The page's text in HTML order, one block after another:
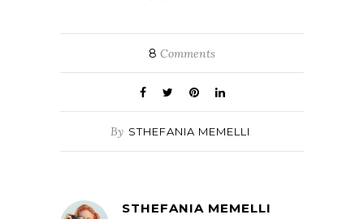
8 Comments
By STHEFANIA MEMELLI
STHEFANIA MEMELLI